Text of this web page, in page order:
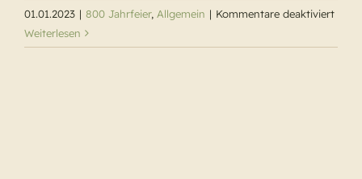
01.01.2023 | 800 Jahrfeier, Allgemein | Kommentare deaktiviertfür
Jahre
Weiterlesen